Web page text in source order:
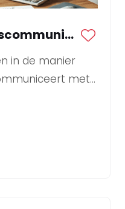
Adviseur Overheidscommunicatie
in de manier
met
Ben jij
die ook de
BLYNKT